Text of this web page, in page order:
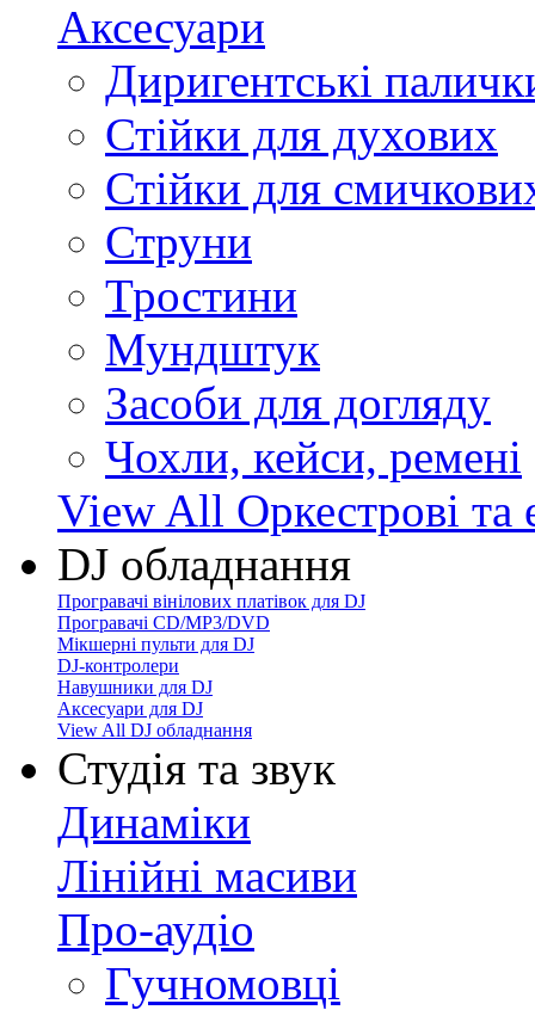
Аксесуари
Диригентські
Стійки для духових
Стійки для
Струни
Тростини
Мундштук
Засоби для догляду
Чохли, кейси, ремені
View All Оркестрові та
DJ обладнання
Програвачі вінілових платівок для DJ
Програвачі CD/MP3/DVD
Мікшерні пульти для DJ
DJ-контролери
Навушники для DJ
Аксесуари для DJ
View All DJ обладнання
Студія та звук
Динаміки
Лінійні масиви
Про-аудіо
Гучномовці